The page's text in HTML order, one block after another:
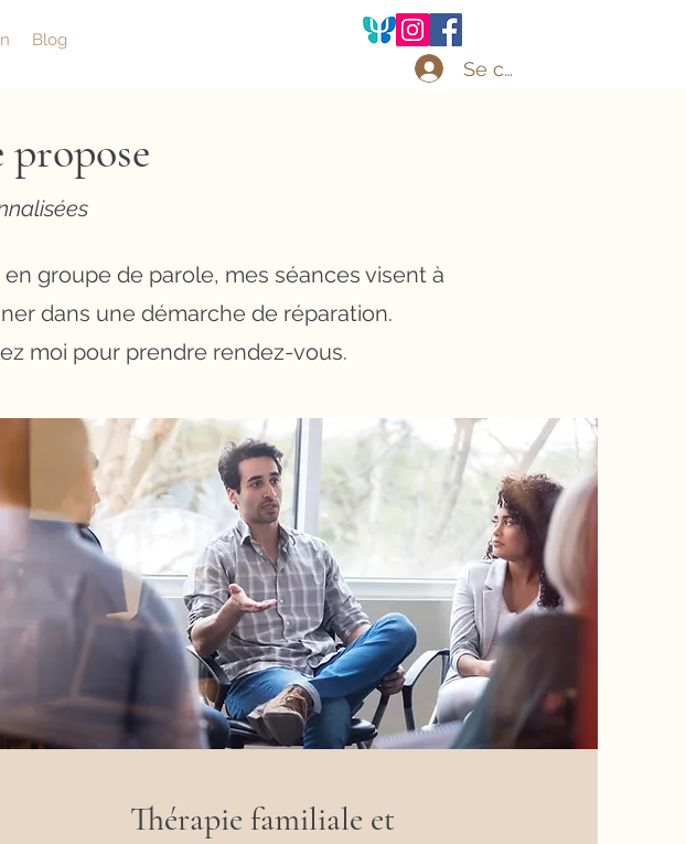
Blog
Se connecter
propose
groupe de parole, mes séances visent à
dans une démarche de réparation.
moi pour prendre rendez-vous.
Thérapie familiale et